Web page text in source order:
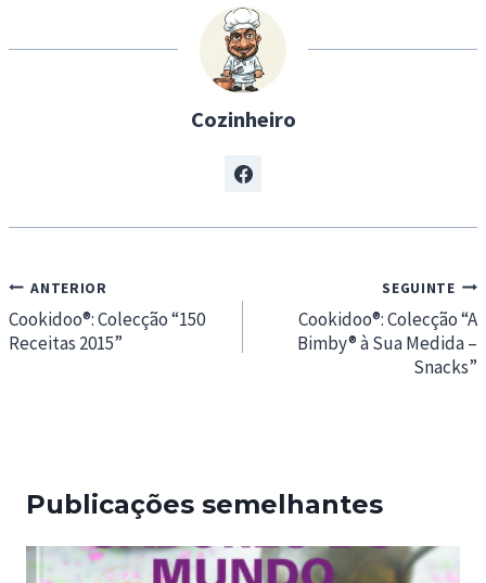
…
Cozinheiro
Navegação
de
artigos
ANTERIOR
Cookidoo®: Colecção “150
Receitas 2015”
SEGUINTE
Cookidoo®: Colecção “A
Bimby® à Sua Medida –
Snacks”
Publicações semelhantes